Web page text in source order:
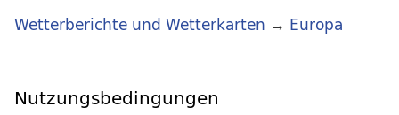
Wetterberichte und Wetterkarten → Europa
Nutzungsbedingungen